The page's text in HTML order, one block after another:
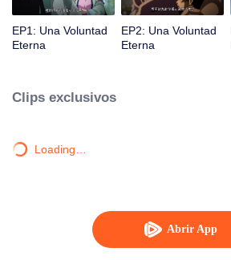
Abrir App
EP1: Una Voluntad
Eterna
EP2: Una Voluntad
Eterna
Clips exclusivos
Loading…